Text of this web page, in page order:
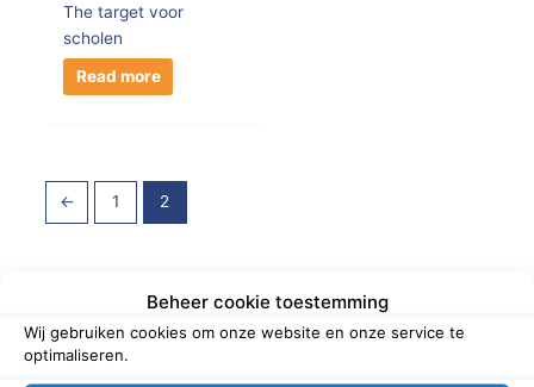
Beheer cookie toestemming
Wij gebruiken cookies om onze website en onze service te
optimaliseren.
The target voor
scholen
Read more
← 1 2